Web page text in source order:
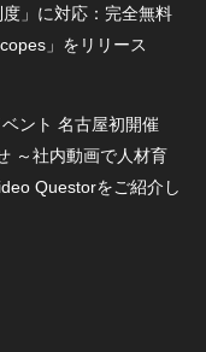
」に対応：完全無料
」をリリース
ント 名古屋初開催
～社内動画で人材育
Questorをご紹介し